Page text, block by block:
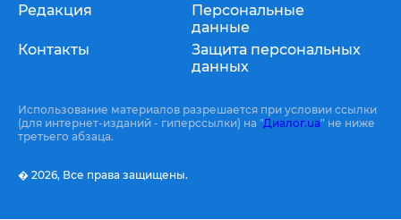
Редакция
Контакты
Персональные
данные
Защита персональных
данных
Использование материалов разрешается при условии ссылки
(для интернет-изданий - гиперссылки) на "Диалог.ua" не ниже
третьего абзаца.
� 2026, Все права защищены.